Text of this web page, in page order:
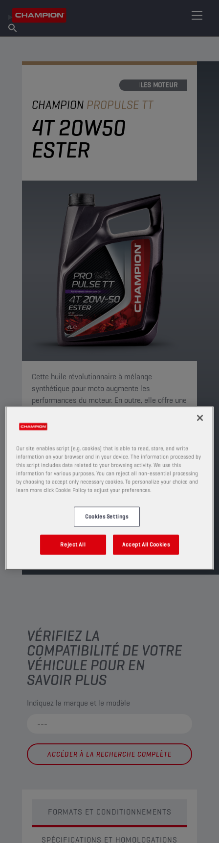
À propos de Champion
Trouver un point de vente
HUILES MOTEUR
CHAMPION PROPULSE TT
4T 20W50
ESTER
Cette huile révolutionnaire à mélange
synthétique pour moto augmente les
performances du moteur. En outre, elle offre une
moteur, de la transmission et de l'embrayage à
PRODUIT: 29170
Voir les formats et conditionnements
disponibles
TROUVER UN POINT DE VENTE
TDS MSDS
VÉRIFIEZ LA
COMPATIBILITÉ DE VOTRE
VÉHICULE POUR EN
SAVOIR PLUS
Indiquez la marque et le modèle
ACCÉDER À LA RECHERCHE COMPLÈTE
FORMATS ET CONDITIONNEMENTS
SPÉCIFICATIONS ET HOMOLOGATIONS
Our site enables script (e.g. cookies) that is able to read, store, and write
information on your browser and in your device. The information processed by
this script includes data related to your browsing activity. We use this
information for various purposes. You can reject all non-essential processing
by choosing to accept only necessary cookies. To personalize your choice and
learn more click Cookie Policy to adjust your preferences.
Cookies Settings
Reject All Accept All Cookies